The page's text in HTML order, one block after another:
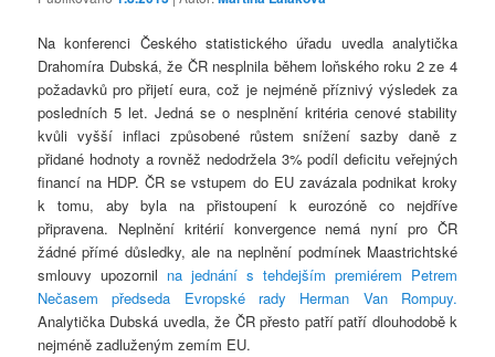
Na konferenci Českého statistického úřadu uvedla analytička
Drahomíra Dubská, že ČR nesplnila během loňského roku 2 ze 4
požadavků pro přijetí eura, což je nejméně příznivý výsledek za
posledních 5 let. Jedná se o nesplnění kritéria cenové stability
kvůli vyšší inflaci způsobené růstem snížení sazby daně z
přidané hodnoty a rovněž nedodržela 3% podíl deficitu veřejných
financí na HDP. ČR se vstupem do EU zavázala podnikat kroky
k tomu, aby byla na přistoupení k eurozóně co nejdříve
připravena. Neplnění kritérií konvergence nemá nyní pro ČR
žádné přímé důsledky, ale na neplnění podmínek Maastrichtské
smlouvy upozornil na jednání s tehdejším premiérem Petrem
Nečasem předseda Evropské rady Herman Van Rompuy.
Analytička Dubská uvedla, že ČR přesto patří patří dlouhodobě k
nejméně zadluženým zemím EU.